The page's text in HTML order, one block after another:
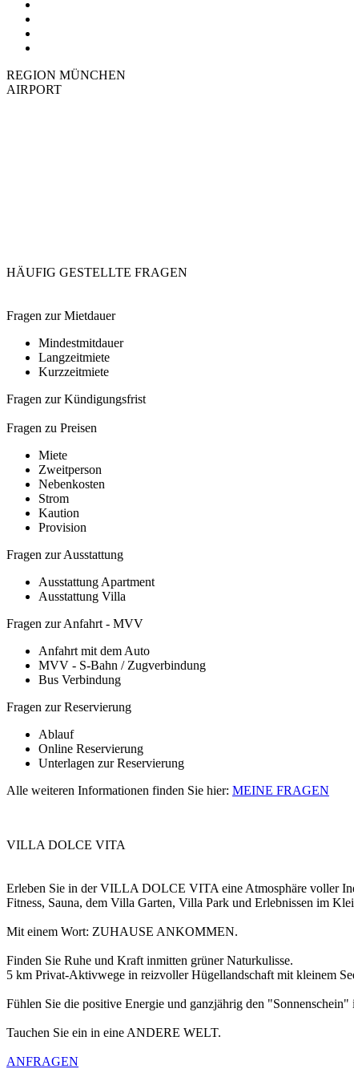
REGION MÜNCHEN
AIRPORT
HÄUFIG GESTELLTE FRAGEN
Fragen zur Mietdauer
Mindestmitdauer
Langzeitmiete
Kurzzeitmiete
Fragen zur Kündigungsfrist
Fragen zu Preisen
Miete
Zweitperson
Nebenkosten
Strom
Kaution
Provision
Fragen zur Ausstattung
Ausstattung Apartment
Ausstattung Villa
Fragen zur Anfahrt - MVV
Anfahrt mit dem Auto
MVV - S-Bahn / Zugverbindung
Bus Verbindung
Fragen zur Reservierung
Ablauf
Online Reservierung
Unterlagen zur Reservierung
Alle weiteren Informationen finden Sie hier: MEINE FRAGEN
VILLA DOLCE VITA
Erleben Sie in der VILLA DOLCE VITA eine Atmosphäre voller
Fitness, Sauna, dem Villa Garten, Villa Park und Erlebnissen im
Mit einem Wort: ZUHAUSE ANKOMMEN.
Finden Sie Ruhe und Kraft inmitten grüner Naturkulisse.
5 km Privat-Aktivwege in reizvoller Hügellandschaft mit kleinem
Fühlen Sie die positive Energie und ganzjährig den
Tauchen Sie ein in eine ANDERE WELT.
ANFRAGEN